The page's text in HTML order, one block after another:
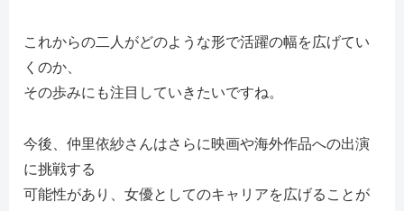
これからの二人がどのような形で活躍の幅を広げてい
くのか、
その歩みにも注目していきたいですね。
今後、仲里依紗さんはさらに映画や海外作品への出演
に挑戦する
可能性があり、女優としてのキャリアを広げることが